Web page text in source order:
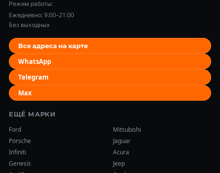
Режим работы:
Ежедневно: 9:00–21:00
Без выходных
Все адреса на карте
WhatsApp
Telegram
Max
ЕЩЁ МАРКИ
Ford
Mitsubishi
Porsche
Jaguar
Infiniti
Acura
Genesis
Jeep